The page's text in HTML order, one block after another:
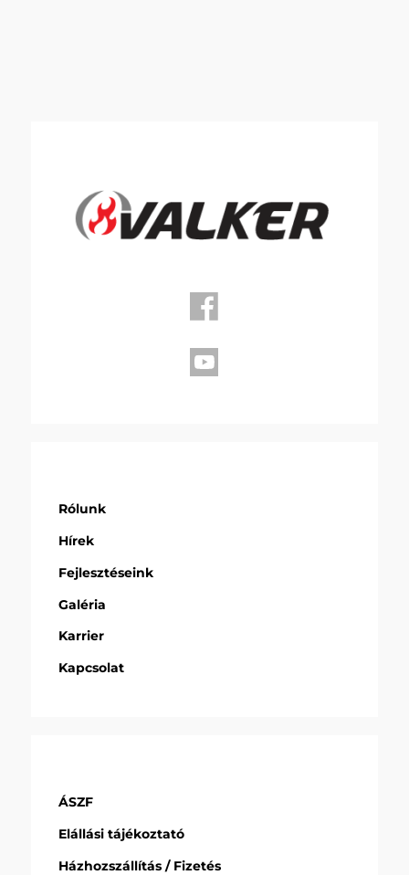
Rólunk
Hírek
Fejlesztéseink
Galéria
Karrier
Kapcsolat
ÁSZF
Elállási tájékoztató
Házhozszállítás / Fizetés